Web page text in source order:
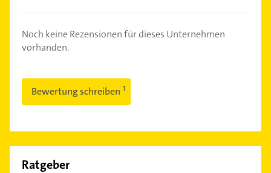
Noch keine Rezensionen für dieses Unternehmen
vorhanden.
Bewertung schreiben
Ratgeber